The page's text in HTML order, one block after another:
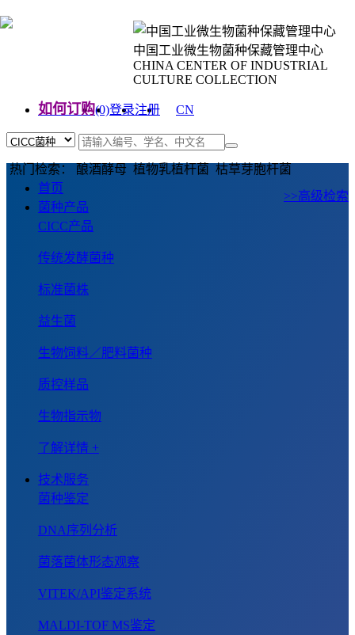
中国工业微生物菌种保藏管理中心
CHINA CENTER OF INDUSTRIAL
CULTURE COLLECTION
如何订购(0)登录注册
CN
热门检索： 酿酒酵母 植物乳植杆菌 枯草芽胞杆菌
>>高级检索
首页
菌种产品
CICC产品
传统发酵菌种
标准菌株
益生菌
生物饲料／肥料菌种
质控样品
生物指示物
了解详情 +
技术服务
菌种鉴定
DNA序列分析
菌落菌体形态观察
VITEK/API鉴定系统
MALDI-TOF MS鉴定